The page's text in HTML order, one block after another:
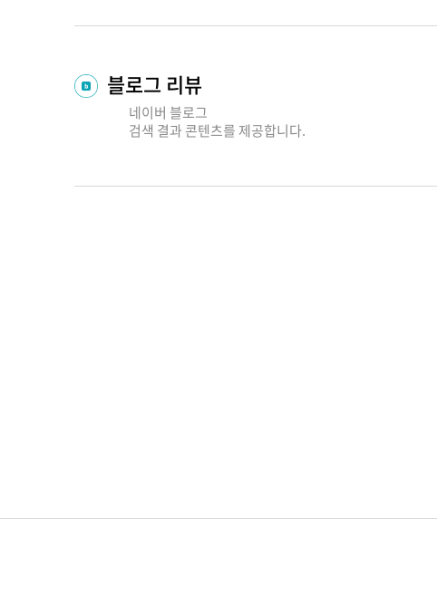
블로그 리뷰
네이버 블로그
검색 결과 콘텐츠를 제공합니다.